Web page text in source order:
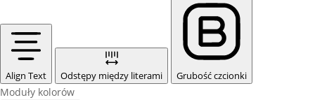
Align Text Odstępy między literami Grubość czcionki
Moduły kolorów